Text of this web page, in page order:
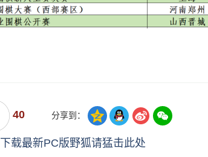
40 分享到：
下载最新PC版野狐请猛击此处